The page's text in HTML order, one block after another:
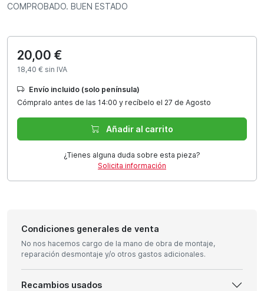
COMPROBADO. BUEN ESTADO
20,00 €
18,40 € sin IVA
Envío incluido (solo península)
Cómpralo antes de las 14:00 y recíbelo el 27 de Agosto
Añadir al carrito
¿Tienes alguna duda sobre esta pieza?
Solicita información
Condiciones generales de venta
No nos hacemos cargo de la mano de obra de montaje,
reparación desmontaje y/o otros gastos adicionales.
Recambios usados